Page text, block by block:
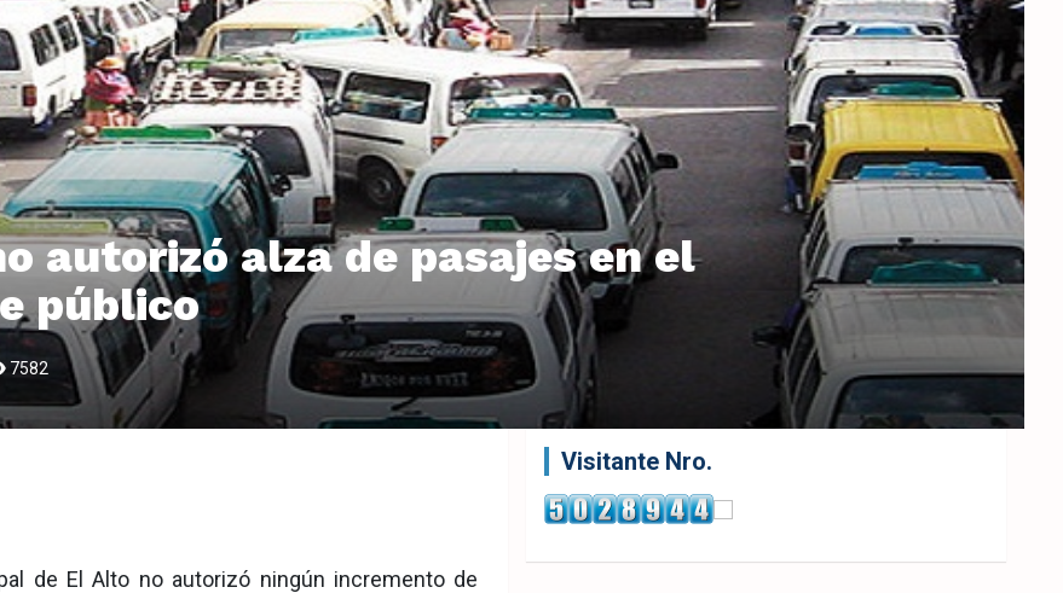
autorizó alza de pasajes en el
público
7582
de El Alto no autorizó ningún incremento de
Visitante Nro.